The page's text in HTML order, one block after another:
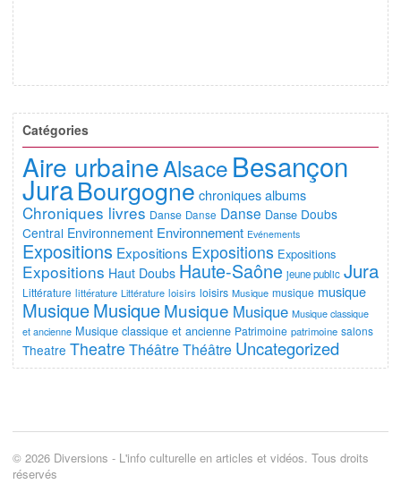
Catégories
Aire urbaineAlsace Besançon
JuraBourgogne chroniques albums
Chroniques livres Danse Danse Danse Danse Doubs
Central Environnement Environnement Evénements
Expositions Expositions Expositions Expositions
Expositions Haut Doubs Haute-Saône jeune public Jura
Littérature littérature Littérature loisirs loisirs Musique musique musique
MusiqueMusiqueMusique Musique Musique classique
et ancienne Musique classique et ancienne Patrimoine patrimoine salons
Theatre Theatre ThéâtreThéâtre Uncategorized
© 2026 Diversions - L'info culturelle en articles et vidéos. Tous droits
réservés